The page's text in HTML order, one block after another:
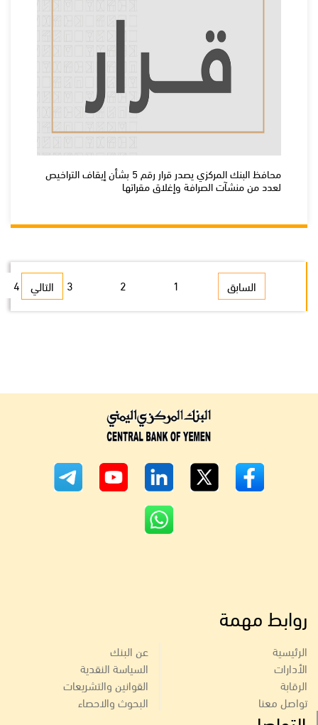
محافظ البنك المركزي يصدر قرار رقم 5 بشأن إيقاف التراخيص
لعدد من منشآت الصرافة وإغلاق مقراتها
السابق 1
2
3
4 التالي
روابط مهمة
الرئيسية
الأدارات
الرقابة
تواصل معنا
عن البنك
السياسة النقدية
القوانين والتشريعات
البحوث والاحصاء